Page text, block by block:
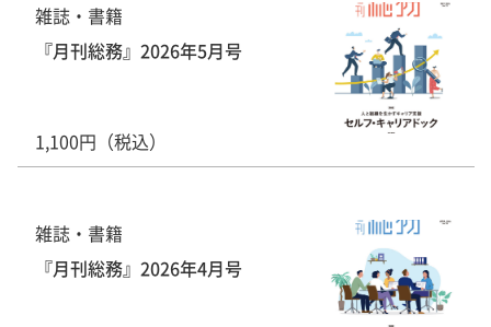
雑誌・書籍
『月刊総務』2026年5月号
1,100円（税込）
雑誌・書籍
『月刊総務』2026年4月号